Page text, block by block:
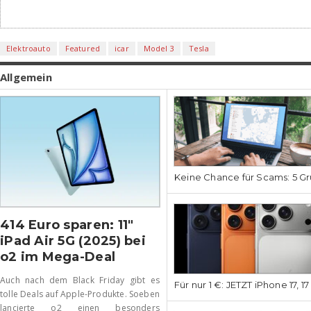
Elektroauto Featured icar Model 3 Tesla
Allgemein
414 Euro sparen: 11″
iPad Air 5G (2025) bei
o2 im Mega-Deal
Auch nach dem Black Friday gibt es
tolle Deals auf Apple-Produkte. Soeben
lancierte o2 einen besonders
Keine Chance für Scams: 5
Für nur 1 €: JETZT iPhone 17,